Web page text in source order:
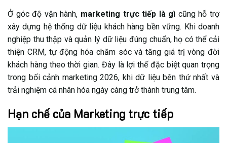
Ở góc độ vận hành, marketing trực tiếp là gì cũng hỗ trợ
xây dựng hệ thống dữ liệu khách hàng bền vững. Khi doanh
nghiệp thu thập và quản lý dữ liệu đúng chuẩn, họ có thể cải
thiện CRM, tự động hóa chăm sóc và tăng giá trị vòng đời
khách hàng theo thời gian. Đây là lợi thế đặc biệt quan trọng
trong bối cảnh marketing 2026, khi dữ liệu bên thứ nhất và
trải nghiệm cá nhân hóa ngày càng trở thành trung tâm.
Hạn chế của Marketing trực tiếp